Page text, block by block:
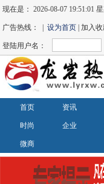
现在是：2026-08-07 19:51:01
广告热线： |设为首页 | 加入
登陆用户名：
首页 资讯
时尚 企业
微商